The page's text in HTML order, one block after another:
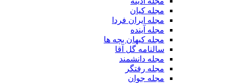
مجله کیان
مجله ایران فردا
مجله آینده
مجله کیهان بچه ها
سالنامه گل آقا
مجله دانشمند
مجله رفتگر
مجله جوان